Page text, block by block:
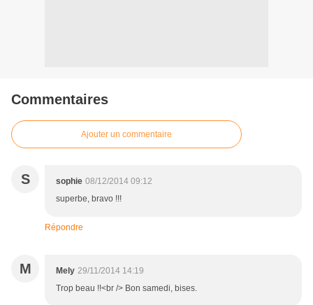
Commentaires
Ajouter un commentaire
S sophie 08/12/2014 09:12
superbe, bravo !!!
Répondre
M Mely 29/11/2014 14:19
Trop beau !!<br /> Bon samedi, bises.